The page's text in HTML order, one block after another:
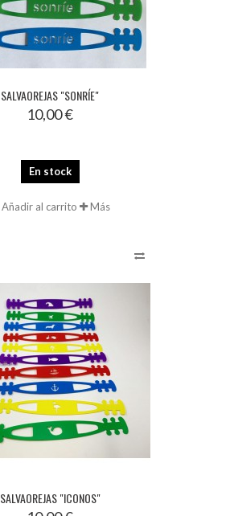
SALVAOREJAS "SONRÍE"
10,00 €
En stock
Añadir al carrito Más
SALVAOREJAS "ICONOS"